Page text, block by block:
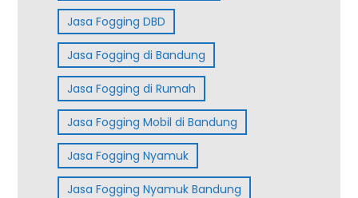
Jasa Fogging DBD
Jasa Fogging di Bandung
Jasa Fogging di Rumah
Jasa Fogging Mobil di Bandung
Jasa Fogging Nyamuk
Jasa Fogging Nyamuk Bandung